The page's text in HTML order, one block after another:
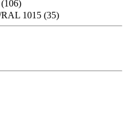
(106)
RAL 1015 (35)